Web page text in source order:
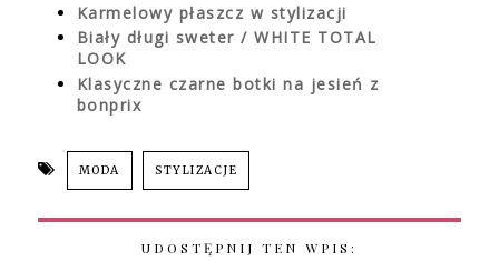
Karmelowy płaszcz w stylizacji
Biały długi sweter / WHITE TOTAL
LOOK
Klasyczne czarne botki na jesień z
bonprix
MODA STYLIZACJE
UDOSTĘPNIJ TEN WPIS: